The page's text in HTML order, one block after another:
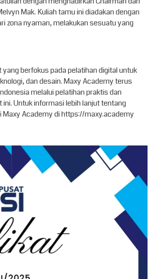
Mak. Kuliah tamu ini diadakan dengan
zona nyaman, melakukan sesuatu yang
berfokus pada pelatihan digital untuk
dan desain. Maxy Academy terus
melalui pelatihan praktis dan
Untuk informasi lebih lanjut tentang
Academy di https://maxy.academy